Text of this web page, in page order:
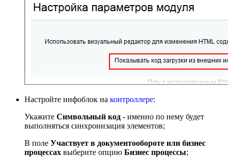
Настройте инфоблок на контроллере:
Укажите Символьный код - именно по нему будет
выполняться синхронизация элементов;
В поле Участвует в документообороте или бизнес
процессах выберите опцию Бизнес процессы;